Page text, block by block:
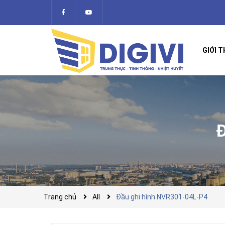
GIỚI
Trang chủ All Đầu ghi hình NVR301-04L-P4